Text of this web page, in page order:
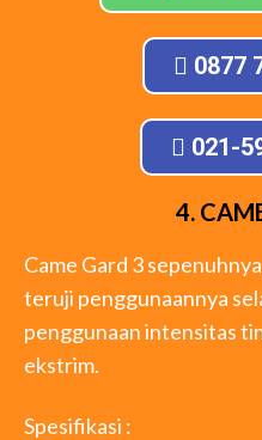
0877
021-
4.
Came Gard 3
teruji penggunaannya
penggunaan intensitas
ekstrim.
Spesifikasi :